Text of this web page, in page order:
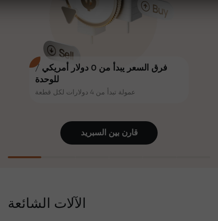
فرق السعر يبدأ من 0 دولار أمريكي /
للوحدة
عمولة تبدأ من 4 دولارات لكل قطعة
تتشارك سرعة المسار وسرعة التداول
نفس القيم. يُضفي أليش لوبرايس
عناصر الحماس والانضباط على عالم
التداول، ويعمل كشريك يُلهم العملاء
لتحقيق أهداف طموحة.
إنستا فوركس على هاتف آيفون أو ماك
بوك أو رحلة أحلامه بمجرد إيداعه مبلغًا
من المال.
خسائرك ويضمن لك مضاعفة أرباحك
ثلاث مرات خلال ستة أشهر. تداول
مكافأة تصل إلى 1000 ضعف - أكبر
قارن بين السبرید
الآلات الشائعة